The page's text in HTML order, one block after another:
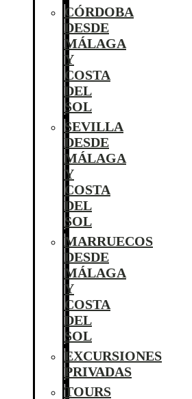
CÓRDOBA
DESDE
MÁLAGA
Y
COSTA
DEL
SOL
SEVILLA
DESDE
MÁLAGA
Y
COSTA
DEL
SOL
MARRUECOS
DESDE
MÁLAGA
Y
COSTA
DEL
SOL
EXCURSIONES
PRIVADAS
TOURS